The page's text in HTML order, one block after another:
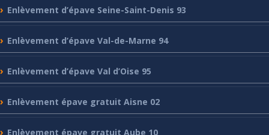
Enlèvement d’épave Seine-Saint-Denis 93
Enlèvement d’épave Val-de-Marne 94
Enlèvement d’épave Val d’Oise 95
Enlèvement épave gratuit Aisne 02
Enlèvement épave gratuit Aube 10